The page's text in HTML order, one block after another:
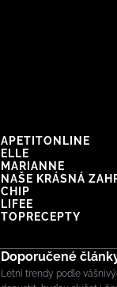
APETITONLINE
ELLE
MARIANNE
NAŠE KRÁSNÁ
CHIP
LIFEE
TOPRECEPTY
Doporučené
Letní trendy podle